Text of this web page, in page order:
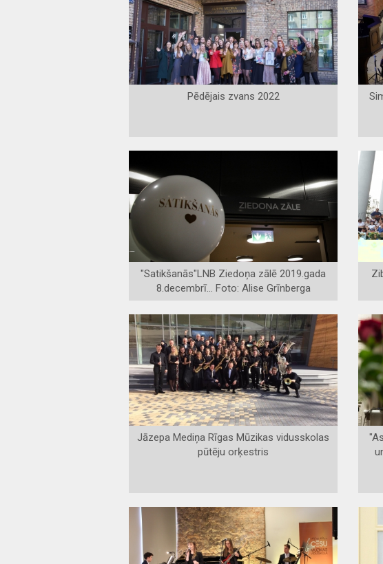
Pēdējais zvans 2022
"Satikšanās"LNB Ziedoņa zālē 2019.gada
8.decembrī... Foto: Alise Grīnberga
Jāzepa Mediņa Rīgas Mūzikas vidusskolas
pūtēju orķestris